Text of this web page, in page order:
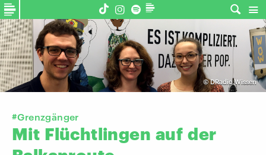
©DRadio Wissen
#Grenzgänger
Mit Flüchtlingen auf der